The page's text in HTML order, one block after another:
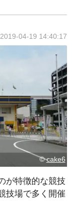
2019-04-19 14:40:17
©cake6
が特徴的な競技
技場で多く開催